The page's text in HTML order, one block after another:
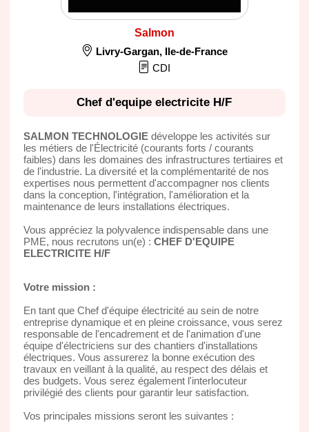
Salmon
Livry-Gargan, Ile-de-France
CDI
Chef d'equipe electricite H/F
SALMON TECHNOLOGIEdéveloppe les activités sur
les métiers de l'Électricité (courants forts / courants
faibles) dans les domaines des infrastructures tertiaires et
de l'industrie. La diversité et la complémentarité de nos
expertises nous permettent d'accompagner nos clients
dans la conception, l'intégration, l'amélioration et la
maintenance de leurs installations électriques.
Vous appréciez la polyvalence indispensable dans une
PME, nous recrutons un(e) : CHEF D'EQUIPE
ELECTRICITE H/F
Votre mission :
En tant que Chef d'équipe électricité au sein de notre
entreprise dynamique et en pleine croissance, vous serez
responsable de l'encadrement et de l'animation d'une
équipe d'électriciens sur des chantiers d'installations
électriques. Vous assurerez la bonne exécution des
travaux en veillant à la qualité, au respect des délais et
des budgets. Vous serez également l'interlocuteur
privilégié des clients pour garantir leur satisfaction.
Vos principales missions seront les suivantes :